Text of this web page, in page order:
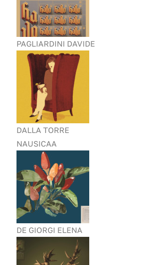
PAGLIARDINI DAVIDE
DALLA TORRE
NAUSICAA
DE GIORGI ELENA